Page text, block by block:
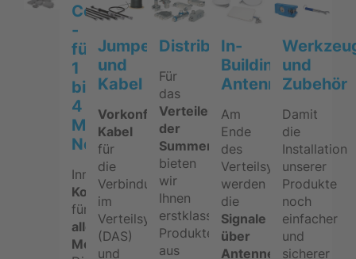
Combining
-
für
1
bis
4
Mobilfunk-
Netzbetreiber
Innovative
Kombinationsprodukte
für
alle
Mobilfunkbänder
Jumper
und
Kabel
Vorkonfektionierte
Kabel
für
die
Verbindungen
im
Verteilsystem
(DAS)
und
Distribution
Für
das
Verteilen
der
Summensignale
bieten
wir
Ihnen
erstklassige
Produkte
aus
In-
Building
Antennen
Am
Ende
des
Verteilsystems
werden
die
Signale
über
Antennen
und
Zubehör
Damit
die
Installation
unserer
Produkte
noch
einfacher
und
sicherer